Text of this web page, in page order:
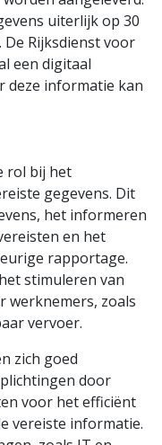
uiterlijk op 30
Rijksdienst voor
een digitaal
deze informatie kan
rol bij het
gegevens. Dit
het informeren
en het
rapportage.
stimuleren van
werknemers, zoals
vervoer.
zich goed
door
voor het efficiënt
vereiste informatie.